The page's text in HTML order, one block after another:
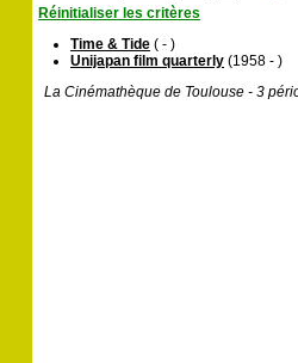
Réinitialiser les critères
Time & Tide ( - )
Unijapan film quarterly (1958 - )
La Cinémathèque de Toulouse - 3